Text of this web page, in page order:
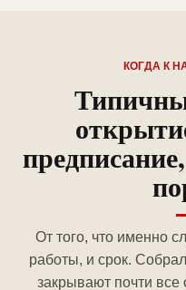
КОГДА К
От того, что именно
работы, и срок.
закрывают почти все